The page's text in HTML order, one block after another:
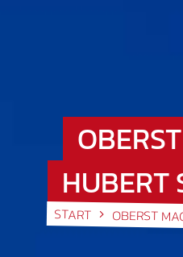
HUBERT
START OBERST